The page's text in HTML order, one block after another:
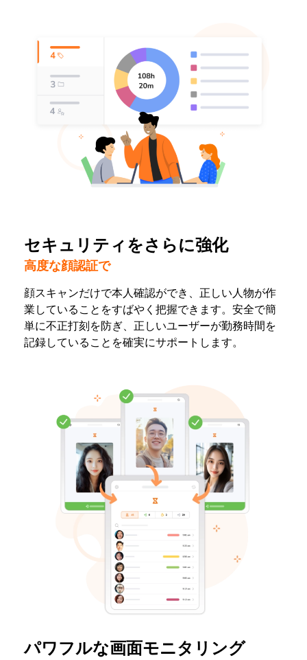
セキュリティをさらに強化
高度な顔認証で
顔スキャンだけで本人確認ができ、正しい人物が作
業していることをすばやく把握できます。安全で簡
単に不正打刻を防ぎ、正しいユーザーが勤務時間を
記録していることを確実にサポートします。
パワフルな画面モニタリング